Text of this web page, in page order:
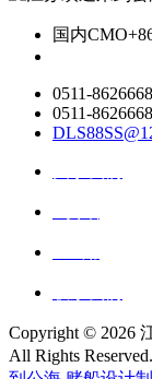
国内CMO
0511-
0511-
Copyright © 2026
All Rights Reserved.